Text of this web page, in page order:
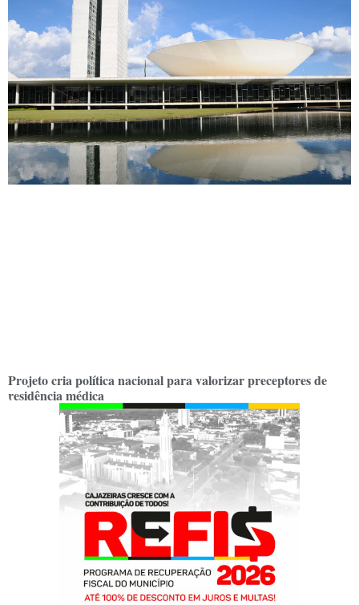
Projeto cria política nacional para valorizar preceptores de
residência médica